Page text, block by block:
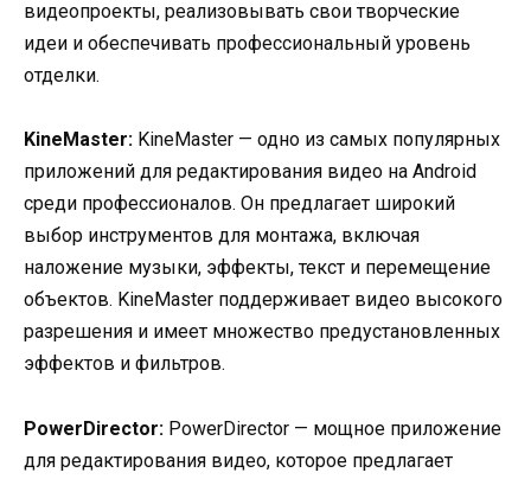
видеопроекты, реализовывать свои творческие
идеи и обеспечивать профессиональный уровень
отделки.
KineMaster: KineMaster — одно из самых популярных
приложений для редактирования видео на Android
среди профессионалов. Он предлагает широкий
выбор инструментов для монтажа, включая
наложение музыки, эффекты, текст и перемещение
объектов. KineMaster поддерживает видео высокого
разрешения и имеет множество предустановленных
эффектов и фильтров.
PowerDirector: PowerDirector — мощное приложение
для редактирования видео, которое предлагает